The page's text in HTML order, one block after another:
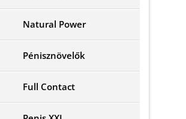
Natural Power
Pénisznövelők
Full Contact